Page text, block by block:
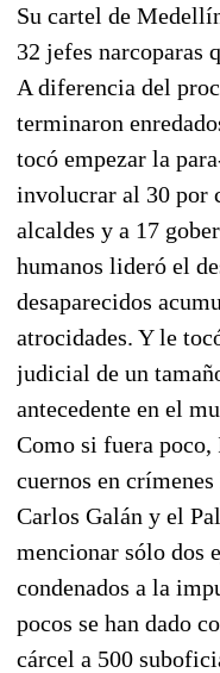
Su cartel de
32 jefes narcoparas
A diferencia del
terminaron
tocó empezar la
involucrar al 30 por
alcaldes y a 17
humanos lideró el
desaparecidos
atrocidades. Y le
judicial de un
antecedente en el
Como si fuera
cuernos en
Carlos Galán y el
mencionar sólo dos
condenados a la
pocos se han dado
cárcel a 500